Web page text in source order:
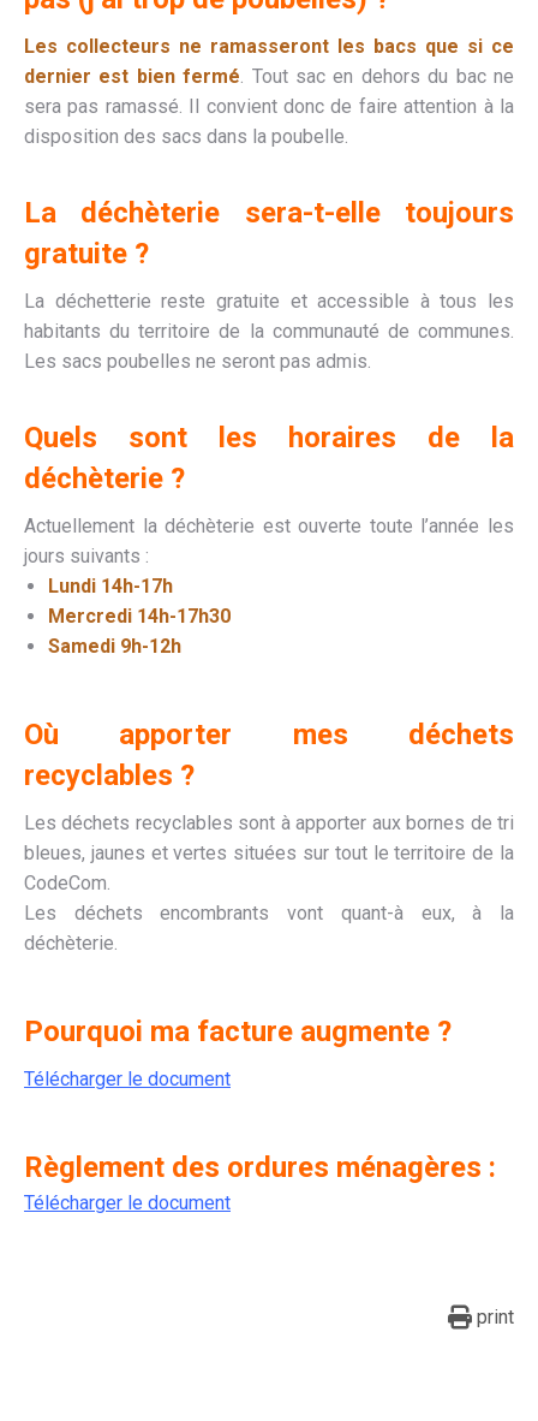
Les collecteurs ne ramasseront les bacs que si ce
dernier est bien fermé. Tout sac en dehors du bac ne
sera pas ramassé. Il convient donc de faire attention à la
disposition des sacs dans la poubelle.
La déchèterie sera-t-elle toujours
gratuite ?
La déchetterie reste gratuite et accessible à tous les
habitants du territoire de la communauté de communes.
Les sacs poubelles ne seront pas admis.
Quels sont les horaires de la
déchèterie ?
Actuellement la déchèterie est ouverte toute l’année les
jours suivants :
Lundi 14h-17h
Mercredi 14h-17h30
Samedi 9h-12h
Où apporter mes déchets
recyclables ?
Les déchets recyclables sont à apporter aux bornes de tri
bleues, jaunes et vertes situées sur tout le territoire de la
CodeCom.
Les déchets encombrants vont quant-à eux, à la
déchèterie.
Pourquoi ma facture augmente ?
Télécharger le document
Règlement des ordures ménagères :
Télécharger le document
print